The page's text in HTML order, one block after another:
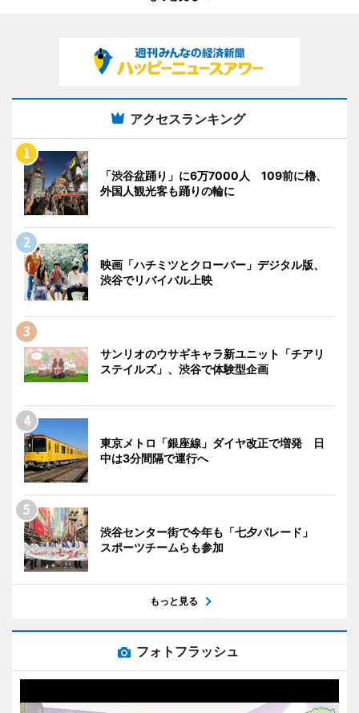
アクセスランキング
「渋谷盆踊り」に6万7000人 109前に櫓、
外国人観光客も踊りの輪に
映画「ハチミツとクローバー」デジタル版、
渋谷でリバイバル上映
サンリオのウサギキャラ新ユニット「チアリ
ステイルズ」、渋谷で体験型企画
東京メトロ「銀座線」ダイヤ改正で増発 日
中は3分間隔で運行へ
渋谷センター街で今年も「七夕パレード」
スポーツチームらも参加
もっと見る
フォトフラッシュ